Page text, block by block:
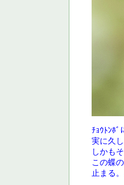
ﾁｮｳﾄﾝﾎ
実に久
しかも
この蝶
止まる